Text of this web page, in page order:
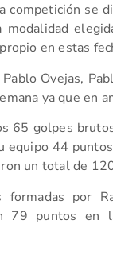
competición se
modalidad
en estas
Pablo Ovejas,
ya que en
65 golpes
equipo 44
un total de
formadas por
79 puntos en